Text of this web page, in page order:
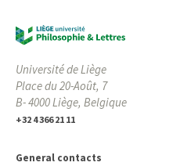
Université de Liège
Place du 20-Août, 7
B- 4000 Liège, Belgique
+32 4 366 21 11
General contacts